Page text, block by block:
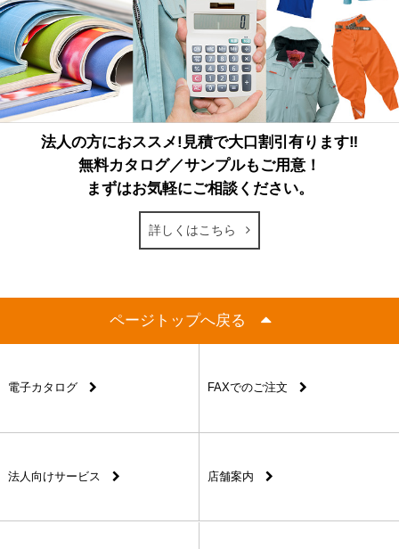
法人の方におススメ!見積で大口割引有ります‼
無料カタログ／サンプルもご用意！
まずはお気軽にご相談ください。
詳しくはこちら
ページトップへ戻る
電子カタログ FAXでのご注文
法人向けサービス 店舗案内